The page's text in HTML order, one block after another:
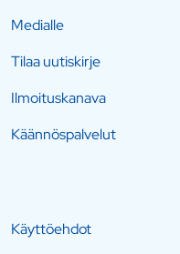
Medialle
Tilaa uutiskirje
Ilmoituskanava
Käännöspalvelut
Käyttöehdot